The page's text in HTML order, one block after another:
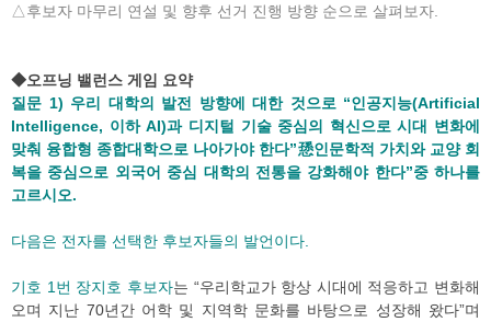
△후보자 마무리 연설 및 향후 선거 진행 방향 순으로 살펴보자.
◆오프닝 밸런스 게임 요약
질문 1) 우리 대학의 발전 방향에 대한 것으로 “인공지능(Artificial
Intelligence, 이하 AI)과 디지털 기술 중심의 혁신으로 시대 변화에
맞춰 융합형 종합대학으로 나아가야 한다”愻인문학적 가치와 교양 회
복을 중심으로 외국어 중심 대학의 전통을 강화해야 한다”중 하나를
고르시오.
다음은 전자를 선택한 후보자들의 발언이다.
기호 1번 장지호 후보자는 “우리학교가 항상 시대에 적응하고 변화해
오며 지난 70년간 어학 및 지역학 문화를 바탕으로 성장해 왔다”며